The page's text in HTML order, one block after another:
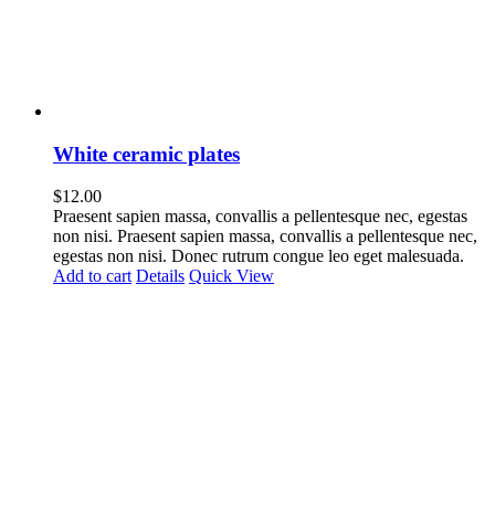
White ceramic plates
$12.00
Praesent sapien massa, convallis a pellentesque nec, egestas
non nisi. Praesent sapien massa, convallis a pellentesque nec,
egestas non nisi. Donec rutrum congue leo eget malesuada.
Add to cart Details Quick View